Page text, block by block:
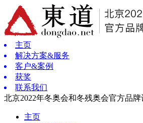
主页
解决方案&服务
客户&案例
获奖
联系我们
北京2022年冬奥会和冬残奥会官方品
主页